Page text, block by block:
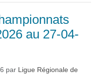
au 27-04-
par Ligue Régionale de